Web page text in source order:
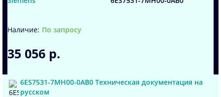
По запросу
35 056 р.
6ES7531-7MH00-0AB0 Техническая документация на
русском